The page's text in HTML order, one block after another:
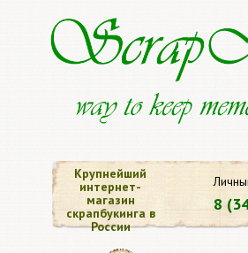
8
Крупнейший
интернет-
магазин
скрапбукинга в
России